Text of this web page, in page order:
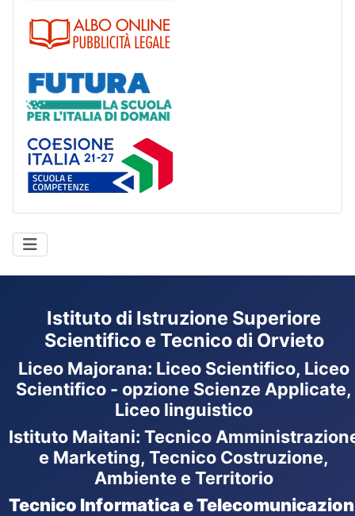
Istituto di Istruzione Superiore
Scientifico e Tecnico di Orvieto
Liceo Majorana: Liceo Scientifico, Liceo
Scientifico - opzione Scienze Applicate,
Liceo linguistico
Istituto Maitani: Tecnico
e Marketing, Tecnico Costruzione,
Ambiente e Territorio
Tecnico Informatica e